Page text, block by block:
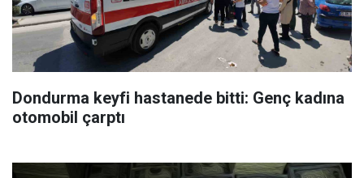
Dondurma keyfi hastanede bitti: Genç kadına
otomobil çarptı